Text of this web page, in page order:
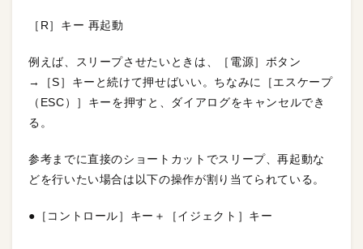
［R］キー 再起動
例えば、スリープさせたいときは、［電源］ボタン
→［S］キーと続けて押せばいい。ちなみに［エスケープ
（ESC）］キーを押すと、ダイアログをキャンセルでき
る。
参考までに直接のショートカットでスリープ、再起動な
どを行いたい場合は以下の操作が割り当てられている。
●［コントロール］キー＋［イジェクト］キー